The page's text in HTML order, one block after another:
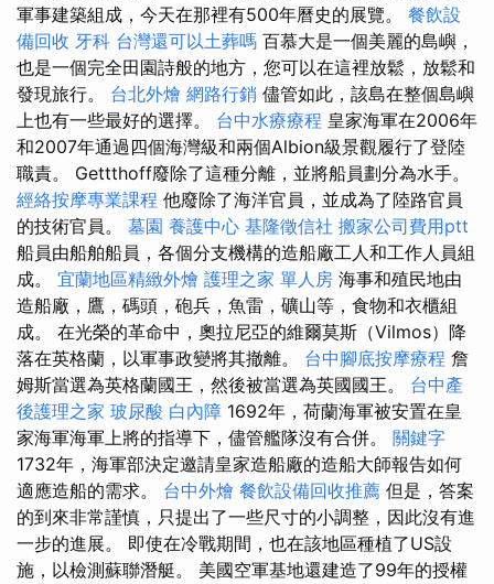
軍事建築組成，今天在那裡有500年曆史的展覽。 餐飲設
備回收 牙科 台灣還可以土葬嗎 百慕大是一個美麗的島嶼，
也是一個完全田園詩般的地方，您可以在這裡放鬆，放鬆和
發現旅行。 台北外燴 網路行銷 儘管如此，該島在整個島嶼
上也有一些最好的選擇。 台中水療療程 皇家海軍在2006年
和2007年通過四個海灣級和兩個Albion級景觀履行了登陸
職責。 Gettthoff廢除了這種分離，並將船員劃分為水手。
經絡按摩專業課程 他廢除了海洋官員，並成為了陸路官員
的技術官員。 墓園 養護中心 基隆徵信社 搬家公司費用ptt
船員由船舶船員，各個分支機構的造船廠工人和工作人員組
成。 宜蘭地區精緻外燴 護理之家 單人房 海事和殖民地由
造船廠，鷹，碼頭，砲兵，魚雷，礦山等，食物和衣櫃組
成。 在光榮的革命中，奧拉尼亞的維爾莫斯（Vilmos）降
落在英格蘭，以軍事政變將其撤離。 台中腳底按摩療程 詹
姆斯當選為英格蘭國王，然後被當選為英國國王。 台中產
後護理之家 玻尿酸 白內障 1692年，荷蘭海軍被安置在皇
家海軍海軍上將的指導下，儘管艦隊沒有合併。 關鍵字
1732年，海軍部決定邀請皇家造船廠的造船大師報告如何
適應造船的需求。 台中外燴 餐飲設備回收推薦 但是，答案
的到來非常謹慎，只提出了一些尺寸的小調整，因此沒有進
一步的進展。 即使在冷戰期間，也在該地區種植了US設
施，以檢測蘇聯潛艇。 美國空軍基地還建造了99年的授權